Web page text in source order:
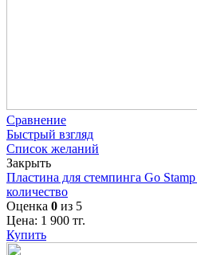
Сравнение
Быстрый взгляд
Список желаний
Закрыть
Пластина для стемпинга Go
количество
Оценка 0 из 5
Цена: 1 900 тг.
Купить